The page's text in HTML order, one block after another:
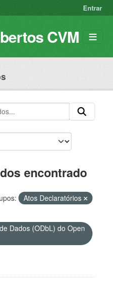
Entrar
CVM
encontrado
Atos Declaratórios
Dados (ODbL) do Open